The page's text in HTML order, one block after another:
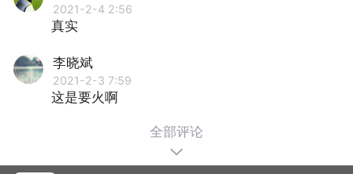
2021-2-4 2:56
真实
李晓斌
2021-2-3 7:59
这是要火啊
全部评论